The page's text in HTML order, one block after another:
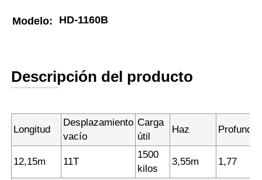
Modelo: HD-1160B
Descripción del producto
Longitud
Desplazamiento
vacío
Carga
útil
Haz
12,15m 11T
1500
kilos
3,55m 1,77